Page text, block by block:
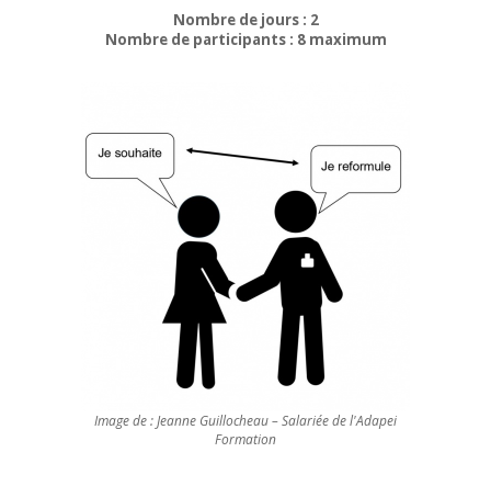
Nombre de jours : 2
Nombre de participants : 8 maximum
Image de : Jeanne Guillocheau – Salariée de l'Adapei
Formation